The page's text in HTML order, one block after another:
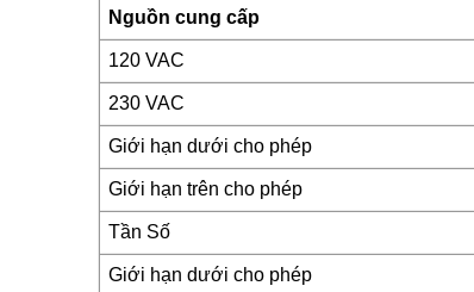
Nguồn cung cấp
120 VAC
230 VAC
Giới hạn dưới cho phép
Giới hạn trên cho phép
Tần Số
Giới hạn dưới cho phép